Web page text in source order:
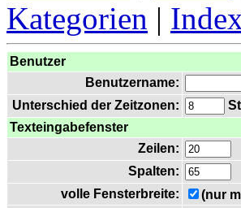
Kategorien |
Benutzer
Benutzername:
Unterschied der Zeitzonen:
Texteingabefenster
Zeilen:
Spalten:
volle Fensterbreite:
(nur